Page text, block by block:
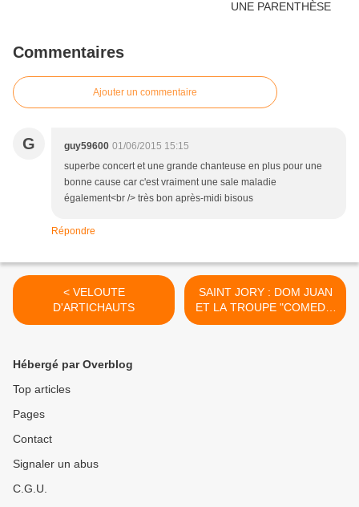
Commentaires
Ajouter un commentaire
G guy59600 01/06/2015 15:15
superbe concert et une grande chanteuse en plus pour une
bonne cause car c'est vraiment une sale maladie
également<br /> très bon après-midi bisous
Répondre
< VELOUTE
D'ARTICHAUTS
SAINT JORY : DOM JUAN
ET LA TROUPE "COMEDIE
D'EPIDAURE" >
Hébergé par Overblog
Top articles
Pages
Contact
Signaler un abus
C.G.U.